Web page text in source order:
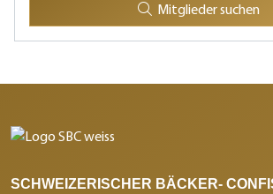
Mitglieder suchen
SCHWEIZERISCHER BÄCKER-